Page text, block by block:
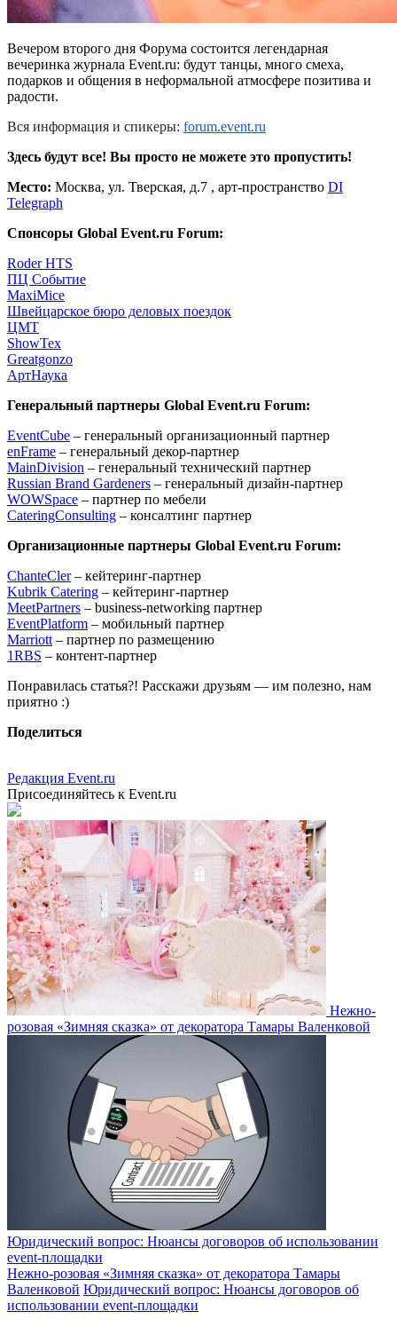
Вечером второго дня Форума состоится легендарная
вечеринка журнала Event.ru: будут танцы, много смеха,
подарков и общения в неформальной атмосфере позитива и
радости.
Вся информация и спикеры: forum.event.ru
Здесь будут все! Вы просто не можете это пропустить!
Место: Москва, ул. Тверская, д.7 , арт-пространство DI
Telegraph
Спонсоры Global Event.ru Forum:
Roder HTS
ПЦ Событие
MaxiMice
Швейцарское бюро деловых поездок
ЦМТ
ShowTex
Greatgonzo
АртНаука
Генеральный партнеры Global Event.ru Forum:
EventCube – генеральный организационный партнер
enFrame – генеральный декор-партнер
MainDivision – генеральный технический партнер
Russian Brand Gardeners – генеральный дизайн-партнер
WOWSpace – партнер по мебели
CateringConsulting – консалтинг партнер
Организационные партнеры Global Event.ru Forum:
ChanteCler– кейтеринг-партнер
Kubrik Catering – кейтеринг-партнер
MeetPartners – business-networking партнер
EventPlatform – мобильный партнер
Marriott – партнер по размещению
1RBS – контент-партнер
Понравилась статья?! Расскажи друзьям — им полезно, нам
приятно :)
Поделиться
Редакция Event.ru
Присоединяйтесь к Event.ru
Нежно-
розовая «Зимняя сказка» от декоратора Тамары Валенковой
Юридический вопрос: Нюансы договоров об использовании
event-площадки
Нежно-розовая «Зимняя сказка» от декоратора Тамары
Валенковой Юридический вопрос: Нюансы договоров об
использовании event-площадки